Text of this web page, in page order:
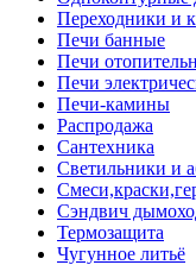
Переходники и
Печи банные
Печи
Печи
Печи-камины
Распродажа
Сантехника
Светильники и
Сэндвич
Термозащита
Чугунное литьё